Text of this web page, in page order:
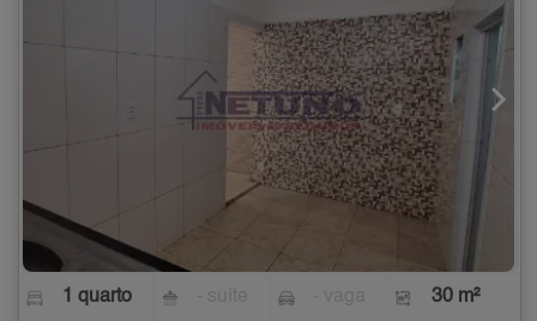
1 quarto 30 m²